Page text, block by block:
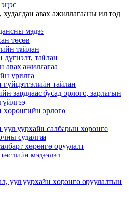
худалдан авах ажиллагааны ил тод
мэдээ
төсөв
тайлан
дүгнэлт, тайлан
авах ажиллагаа
урилга
гүйцэтгэлийн тайлан
зардлаас бусад орлого, зарлагын
хөрөнгийн орлого
уурхайн салбарын хөрөнгө
судалгаа
хөрөнгө оруулалт
мэдээлэл
уул уурхайн хөрөнгө оруулалтын